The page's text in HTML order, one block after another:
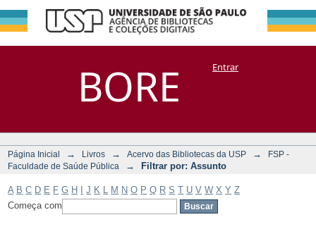
BORE
Filtrar por:
Assunto
DSpace/Manakin + CoriscoEntrar
Página Inicial → Livros → Acervo das Bibliotecas da USP →
FSP -
Faculdade de Saúde Pública
→ Filtrar por: Assunto
A B C D E F G H J K M N O P Q R S T U V W X Y Z
Começa com